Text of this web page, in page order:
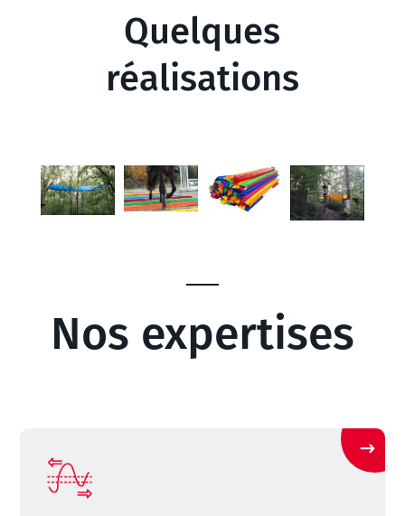
Quelques
réalisations
Nos expertises